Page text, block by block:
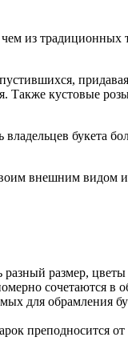
из традиционных
Также кустовые
букета
внешним
размер,
сочетаются в
для обрамления
преподносится